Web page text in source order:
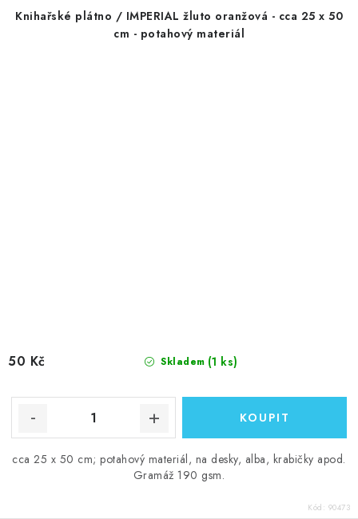
Knihařské plátno / IMPERIAL žluto oranžová - cca 25 x 50
cm - potahový materiál
Skladem (1 ks)
50 Kč
cca 25 x 50 cm; potahový materiál, na desky, alba, krabičky apod.
Gramáž 190 gsm.
Kód: 90473